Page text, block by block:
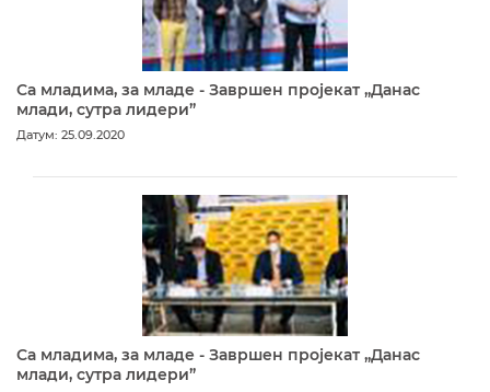
Са младима, за младе - Завршен пројекат „Данас
млади, сутра лидери”
Датум: 25.09.2020
Са младима, за младе - Завршен пројекат „Данас
млади, сутра лидери”